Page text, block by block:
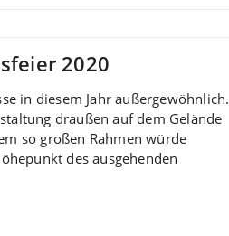
2020
in diesem Jahr außergewöhnlich.
draußen auf dem Gelände
so großen Rahmen würde
des ausgehenden